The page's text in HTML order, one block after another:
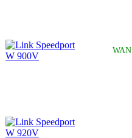
Speedport
W 900V
WAN
Speedport
W 920V